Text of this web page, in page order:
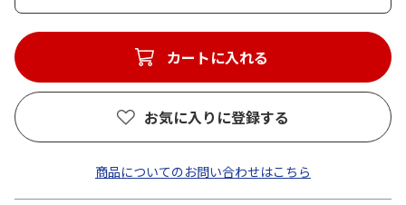
カートに入れる
お気に入りに登録する
商品についてのお問い合わせはこちら